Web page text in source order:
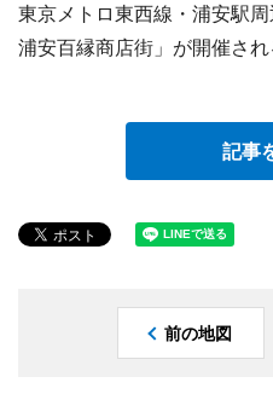
東京メトロ東西線・浦安駅
浦安百縁商店街」が開催され
記事
前の地図